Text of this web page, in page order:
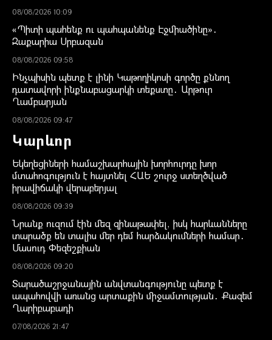
08/08/2026 10:09
«Պիտի պահենք ու պահպանենք Էջմիածինը»․
Զաքարիա Սրբազան
08/08/2026 09:58
Ինչպիսին պետք է լինի Կաթողիկոսի գործը քննող
դատավորի ինքնաբացարկի տեքստը․ Արթուր
Ղամբարյան
08/08/2026 09:47
Կարևոր
Եկեղեցիների համաշխարհային խորհուրդը խոր
մտահոգություն է հայտնել ՀԱԵ շուրջ ստեղծված
իրավիճակի վերաբերյալ
08/08/2026 09:39
Նրանք ուզում էին մեզ զինաթափել, իսկ հարևանները
տարածք են տալիս մեր դեմ հարձակումների համար․
Մասուդ Փեզեշքիան
08/08/2026 09:20
Տարածաշրջանային անվտանգությունը պետք է
ապահովվի առանց արտաքին միջամտության․ Քազեմ
Ղարիբաբադի
07/08/2026 21:47